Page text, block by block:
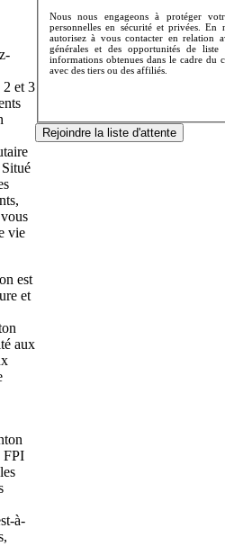
2 et 3
vie
est
et
aux
FPI
à-
Nous nous engageons à protéger
personnelles en sécurité et privées.
autorisez à vous contacter en relation
générales et des opportunités de
informations obtenues dans le cadre du
avec des tiers ou des affiliés.
Rejoindre la liste d'attente